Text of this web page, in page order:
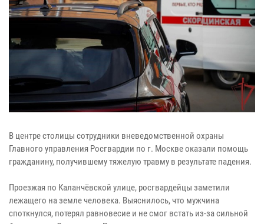
В центре столицы сотрудники вневедомственной охраны
Главного управления Росгвардии по г. Москве оказали помощь
гражданину, получившему тяжелую травму в результате падения.
Проезжая по Каланчёвской улице, росгвардейцы заметили
лежащего на земле человека. Выяснилось, что мужчина
споткнулся, потерял равновесие и не смог встать из-за сильной